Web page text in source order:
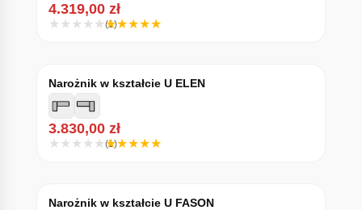
4.319,00 zł
(1)
Narożnik w kształcie U ELEN
3.830,00 zł
(1)
Narożnik w kształcie U FASON